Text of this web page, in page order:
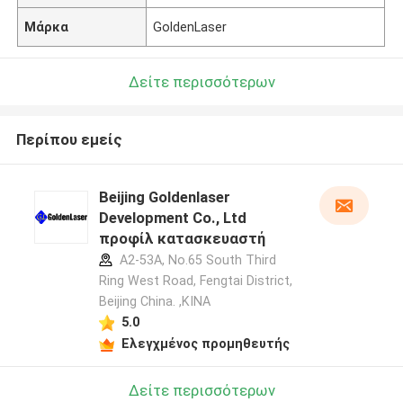
Μάρκα GoldenLaser
Δείτε περισσότερων
Περίπου εμείς
Beijing Goldenlaser
Development Co., Ltd
προφίλ κατασκευαστή
A2-53A, No.65 South Third
Ring West Road, Fengtai District,
Beijing China. ,ΚΙΝΑ
5.0
Ελεγχμένος προμηθευτής
Δείτε περισσότερων